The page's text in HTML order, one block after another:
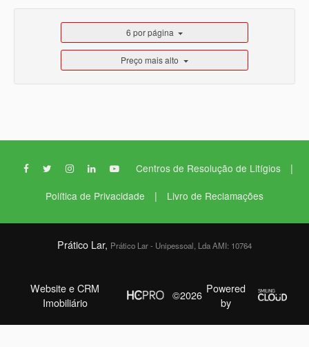
6 por página
Preço mais alto
Centros de Resolução de Litígios |
Política de Privacidade | Livro de Reclamações
Prático Lar, Prático Lar - Unipessoal, Lda AMI: 10764
Website e CRM
Imobiliário
©2026 Powered
by